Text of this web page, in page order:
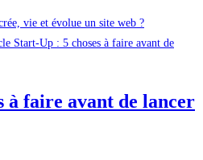
vie et évolue un site web ?
à faire avant de lancer